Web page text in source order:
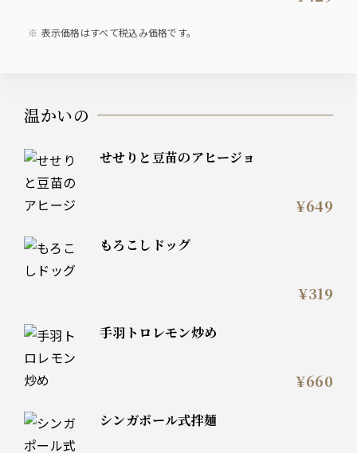
表示価格はすべて税込み価格です。
温かいの
せせりと豆苗のアヒージョ
¥649
もろこしドッグ
¥319
手羽トロレモン炒め
¥660
シンガポール式拌麺